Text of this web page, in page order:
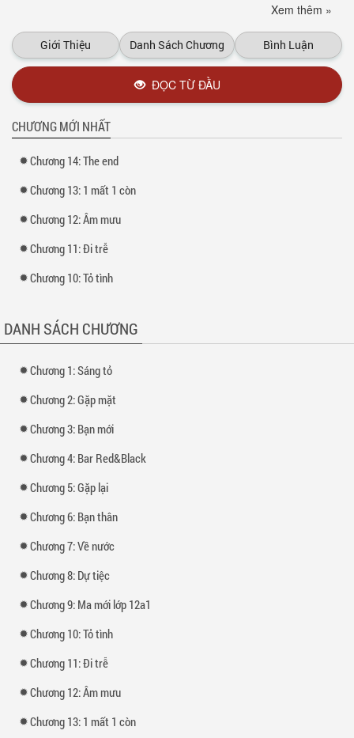
Mong các bạn đọc truyện vui vẻ
Xem thêm tại :Kho truyện
Xem thêm »
Giới Thiệu Danh Sách Chương Bình Luận
ĐỌC TỪ ĐẦU
CHƯƠNG MỚI NHẤT
Chương 14: The end
Chương 13: 1 mất 1 còn
Chương 12: Âm mưu
Chương 11: Đi trễ
Chương 10: Tỏ tình
DANH SÁCH CHƯƠNG
Chương 1: Sáng tỏ
Chương 2: Gặp mặt
Chương 3: Bạn mới
Chương 4: Bar Red&Black
Chương 5: Gặp lại
Chương 6: Bạn thân
Chương 7: Về nước
Chương 8: Dự tiệc
Chương 9: Ma mới lớp 12a1
Chương 10: Tỏ tình
Chương 11: Đi trễ
Chương 12: Âm mưu
Chương 13: 1 mất 1 còn